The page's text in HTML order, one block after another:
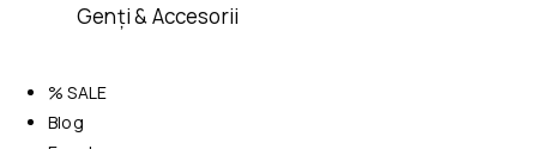
Genți & Accesorii
% SALE
Blog